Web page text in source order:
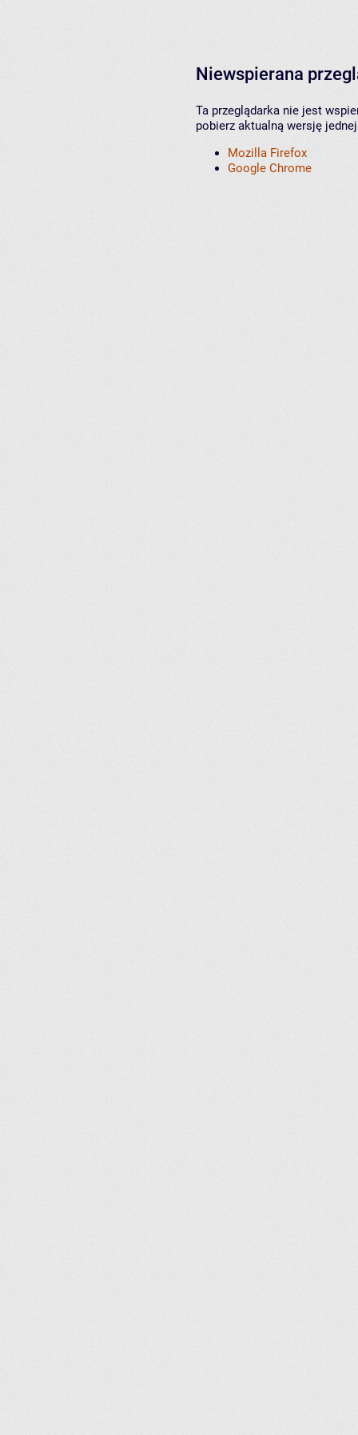
Niewspierana
Ta przeglądarka nie jest
pobierz aktualną wersję
Mozilla Firefox
Google Chrome